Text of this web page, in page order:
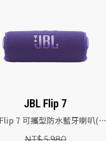
JBL Flip 7
7 可攜型防水藍牙喇叭(紫